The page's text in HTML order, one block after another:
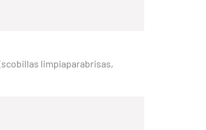
limpiaparabrisas,